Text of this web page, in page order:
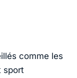
comme les
sport